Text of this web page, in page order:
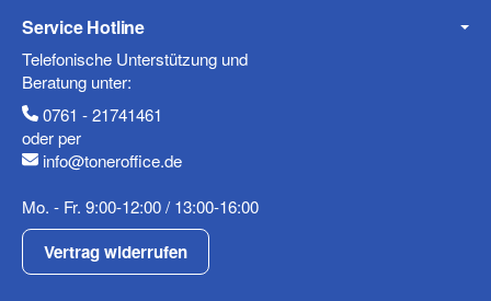
Service Hotline
Telefonische Unterstützung und
Beratung unter:
0761 - 21741461
oder per
info@toneroffice.de
Mo. - Fr. 9:00-12:00 / 13:00-16:00
Vertrag widerrufen